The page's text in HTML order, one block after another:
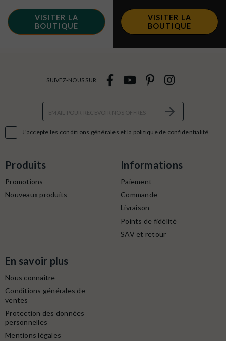
VISITER LA
BOUTIQUE
VISITER LA
BOUTIQUE
J'accepte les conditions générales et la politique de confidentialité
SUIVEZ-NOUS SUR
Produits
Promotions
Nouveaux produits
Informations
Paiement
Commande
Livraison
Points de fidélité
SAV et retour
En savoir plus
Nous connaitre
Conditions générales de
ventes
Protection des données
personnelles
Mentions légales